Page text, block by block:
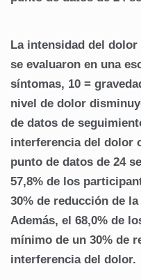
La intensidad del
se evaluaron en una
síntomas, 10 =
nivel de dolor
de datos de
interferencia del dolor
punto de datos de 24
57,8% de los
30% de reducción de
Además, el 68,0% de
mínimo de un 30% de
interferencia del dolor.